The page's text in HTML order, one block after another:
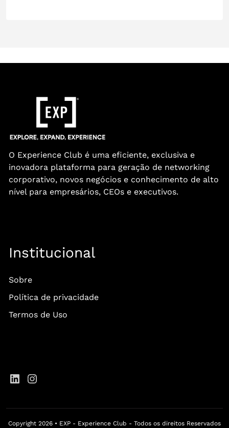
O Experience Club é uma eficiente, exclusiva e
inovadora plataforma para geração de networking
corporativo, novos negócios e conhecimento de alto
nível para empresários, CEOs e executivos.
Institucional
Sobre
Política de privacidade
Termos de Uso
Copyright 2026 • EXP - Experience Club - Todos os direitos Reservados